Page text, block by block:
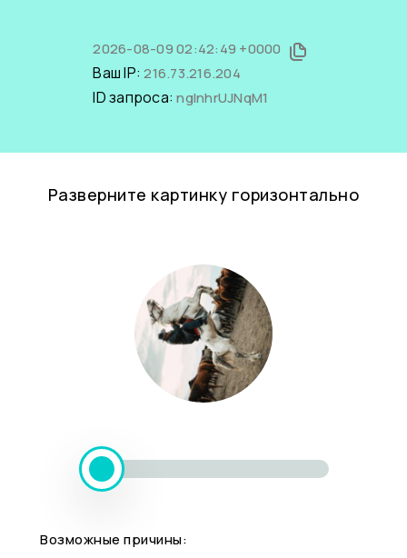
2026-08-09 02:42:49 +0000
Ваш IP:216.73.216.204
ID запроса:ngInhrUJNqM1
Разверните картинку горизонтально
Возможные причины: